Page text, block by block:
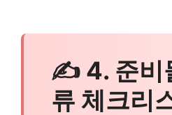
✍ 4. 준비
류 체크리